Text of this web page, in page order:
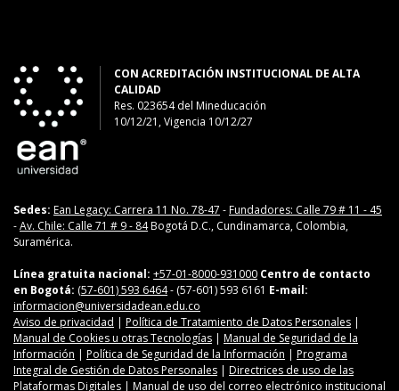
CON ACREDITACIÓN INSTITUCIONAL DE ALTA
CALIDAD
Res. 023654del Mineducación
10/12/21, Vigencia 10/12/27
Sedes: Ean Legacy: Carrera 11 No. 78-47 -Fundadores: Calle 79 # 11 - 45
-Av. Chile: Calle 71 # 9 - 84Bogotá D.C., Cundinamarca, Colombia,
Suramérica.
Línea gratuita nacional: +57-01-8000-931000 Centro de contacto
en Bogotá: (57-601) 593 6464- (57-601) 593 6161 E-mail:
informacion@universidadean.edu.co
Aviso de privacidad | Política de Tratamiento de Datos Personales |
Manual de Cookies u otras Tecnologías | Manual de Seguridad de la
Información | Política de Seguridad de la Información | Programa
Integral de Gestión de Datos Personales | Directrices de uso de las
Plataformas Digitales | Manual de uso del correo electrónico institucional